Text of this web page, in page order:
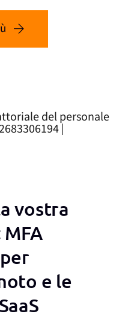
vostra
e le